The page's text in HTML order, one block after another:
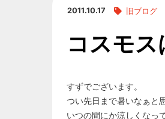
2011.10.17 旧ブログ
コスモス
すずでございます。
つい先日まで暑いなぁと
いつの間にか涼しくなっ